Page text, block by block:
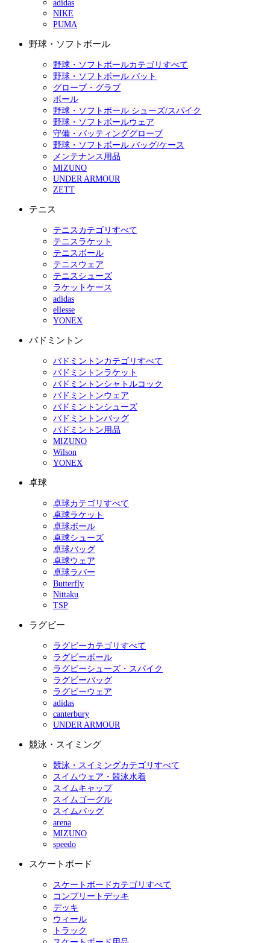
adidas
NIKE
PUMA
野球・ソフトボール
野球・ソフトボールカテゴリすべて
野球・ソフトボール バット
グローブ・グラブ
ボール
野球・ソフトボール シューズ/スパイク
野球・ソフトボールウェア
守備・バッティンググローブ
野球・ソフトボール バッグ/ケース
メンテナンス用品
MIZUNO
UNDER ARMOUR
ZETT
テニス
テニスカテゴリすべて
テニスラケット
テニスボール
テニスウェア
テニスシューズ
ラケットケース
adidas
ellesse
YONEX
バドミントン
バドミントンカテゴリすべて
バドミントンラケット
バドミントンシャトルコック
バドミントンウェア
バドミントンシューズ
バドミントンバッグ
バドミントン用品
MIZUNO
Wilson
YONEX
卓球
卓球カテゴリすべて
卓球ラケット
卓球ボール
卓球シューズ
卓球バッグ
卓球ウェア
卓球ラバー
Butterfly
Nittaku
TSP
ラグビー
ラグビーカテゴリすべて
ラグビーボール
ラグビーシューズ・スパイク
ラグビーバッグ
ラグビーウェア
adidas
canterbury
UNDER ARMOUR
競泳・スイミング
競泳・スイミングカテゴリすべて
スイムウェア・競泳水着
スイムキャップ
スイムゴーグル
スイムバッグ
arena
MIZUNO
speedo
スケートボード
スケートボードカテゴリすべて
コンプリートデッキ
デッキ
ウィール
トラック